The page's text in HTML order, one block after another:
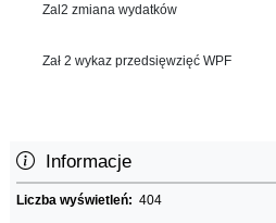
Zal2 zmiana wydatków
Zał 2 wykaz przedsięwzięć WPF
Informacje
Liczba wyświetleń: 404